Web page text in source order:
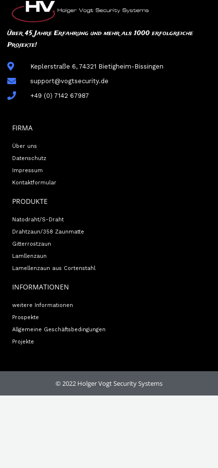
Über 45 Jahre Erfahrung und mehr als 1000 erfolgreiche
Projekte!
Keplerstraße 6, 74321 Bietigheim-Bissingen
support@vogtsecurity.de
+49 (0) 7142 67987
FIRMA
Über uns
Datenschutz
Impressum
Kontaktformular
PRODUKTE
Natodraht/S-Draht
Drahtzaun/358 Zaunmatte
Gitterrostzaun
Lamllenzaun
Lamellenzaun aus Cortenstahl
INFORMATIONEN
weitere Informationen
Prospekte
Allgemeine Geschäftsbedingungen
Projekte
© 2022 Holger Vogt Security Systems